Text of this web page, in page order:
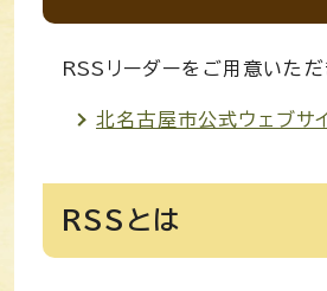
RSSリーダーをご用意いた
北名古屋市公式ウェブサ
RSSとは